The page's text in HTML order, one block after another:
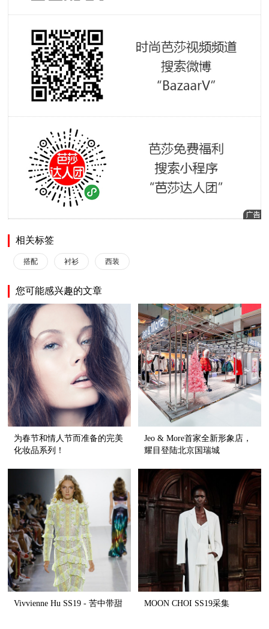
相关标签
搭配 衬衫 西装
您可能感兴趣的文章
为春节和情人节而准备的完美
化妆品系列！
Jeo & More首家全新形象店，
耀目登陆北京国瑞城
Vivvienne Hu SS19 - 苦中带甜 MOON CHOI SS19采集